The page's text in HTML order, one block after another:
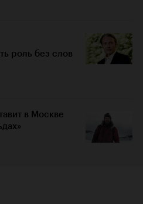
роль без слов
в Москве